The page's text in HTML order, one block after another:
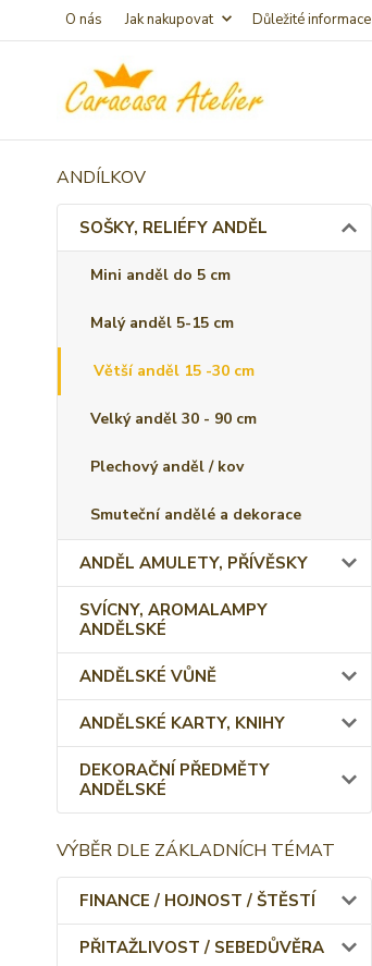
O nás Jak nakupovat Důležité informace
ANDÍLKOV
SOŠKY, RELIÉFY ANDĚL
Mini anděl do 5 cm
Malý anděl 5-15 cm
Větší anděl 15 -30 cm
Velký anděl 30 - 90 cm
Plechový anděl / kov
Smuteční andělé a dekorace
ANDĚL AMULETY, PŘÍVĚSKY
SVÍCNY, AROMALAMPY
ANDĚLSKÉ
ANDĚLSKÉ VŮNĚ
ANDĚLSKÉ KARTY, KNIHY
DEKORAČNÍ PŘEDMĚTY
ANDĚLSKÉ
VÝBĚR DLE ZÁKLADNÍCH TÉMAT
FINANCE / HOJNOST / ŠTĚSTÍ
PŘITAŽLIVOST / SEBEDŮVĚRA